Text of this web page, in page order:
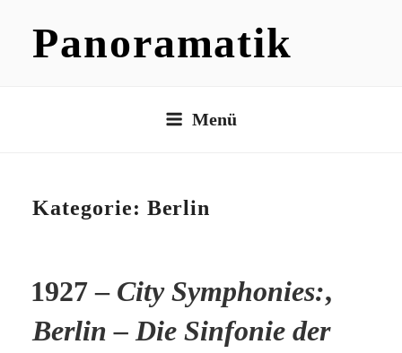
Panoramatik
Menü
Kategorie: Berlin
1927 – City Symphonies:,
Berlin – Die Sinfonie der